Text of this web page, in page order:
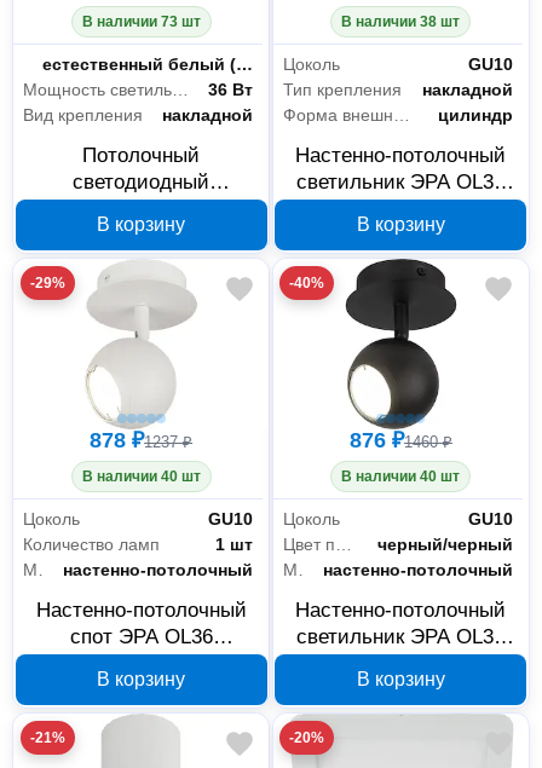
В наличии 73 шт
Цветность
естественный белый (3300-5000 К)
Мощность светильника
36 Вт
Вид крепления
накладной
Потолочный
светодиодный
Slim 7 Б0053331
В корзину
В наличии 38 шт
Цоколь
GU10
Тип крепления
накладной
цилиндр
Настенно-потолочный
светильник ЭРА OL31
В корзину
-29%
878 ₽1237 ₽
В наличии 40 шт
Цоколь
GU10
Количество ламп
1 шт
настенно-потолочный
Настенно-потолочный
спот ЭРА OL36
В корзину
-40%
876 ₽1460 ₽
В наличии 40 шт
Цоколь
GU10
черный/черный
настенно-потолочный
Настенно-потолочный
светильник ЭРА OL36
В корзину
-21% -20%